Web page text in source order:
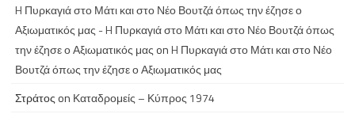
H Πυρκαγιά στο Μάτι και στο Νέο Βουτζά όπως την έζησε ο
Αξιωματικός μας - H Πυρκαγιά στο Μάτι και στο Νέο Βουτζά όπως
την έζησε ο Αξιωματικός μαςonH Πυρκαγιά στο Μάτι και στο Νέο
Βουτζά όπως την έζησε ο Αξιωματικός μας
Στράτοςon Καταδρομείς – Κύπρος 1974